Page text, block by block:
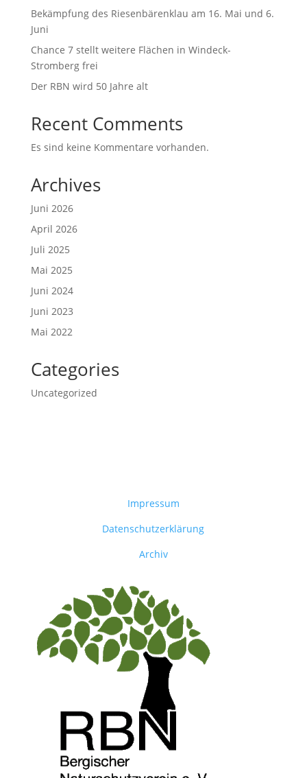
Bekämpfung des Riesenbärenklau am 16. Mai und 6.
Juni
Chance 7 stellt weitere Flächen in Windeck-
Stromberg frei
Der RBN wird 50 Jahre alt
Recent Comments
Es sind keine Kommentare vorhanden.
Archives
Juni 2026
April 2026
Juli 2025
Mai 2025
Juni 2024
Juni 2023
Mai 2022
Categories
Uncategorized
Impressum
Datenschutzerklärung
Archiv